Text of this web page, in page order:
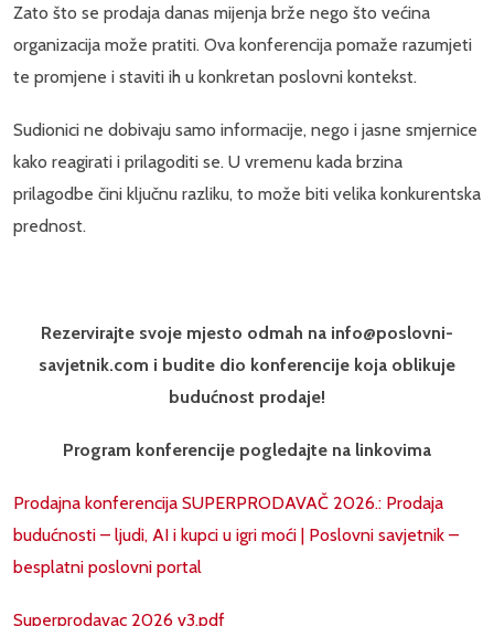
Zato što se prodaja danas mijenja brže nego što većina
organizacija može pratiti. Ova konferencija pomaže razumjeti
te promjene i staviti ih u konkretan poslovni kontekst.
Sudionici ne dobivaju samo informacije, nego i jasne smjernice
kako reagirati i prilagoditi se. U vremenu kada brzina
prilagodbe čini ključnu razliku, to može biti velika konkurentska
prednost.
Rezervirajte svoje mjesto odmah na info@poslovni-
savjetnik.com i budite dio konferencije koja oblikuje
budućnost prodaje!
Program konferencije pogledajte na linkovima
Prodajna konferencija SUPERPRODAVAČ 2026.: Prodaja
budućnosti – ljudi, AI i kupci u igri moći | Poslovni savjetnik –
besplatni poslovni portal
Superprodavac 2026 v3.pdf